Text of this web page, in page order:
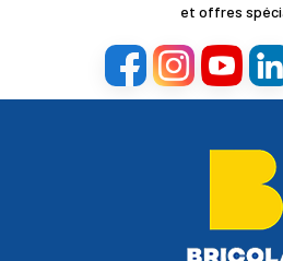
et offres